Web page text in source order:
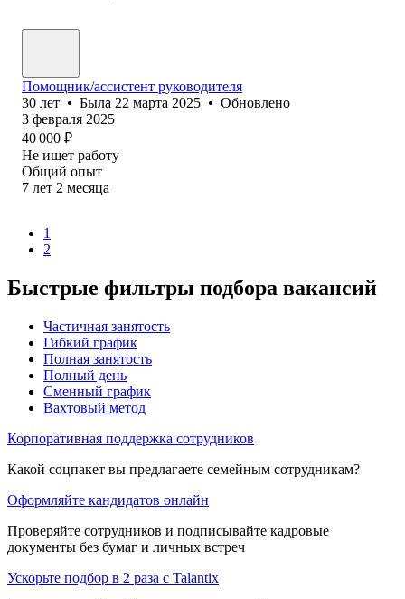
Помощник/ассистент руководителя
30 лет • Была 22 марта 2025 • Обновлено
3 февраля 2025
40 000 ₽
Не ищет работу
Общий опыт
7 лет 2 месяца
1
2
Быстрые фильтры подбора вакансий
Частичная занятость
Гибкий график
Полная занятость
Полный день
Сменный график
Вахтовый метод
Корпоративная поддержка сотрудников
Какой соцпакет вы предлагаете семейным сотрудникам?
Оформляйте кандидатов онлайн
Проверяйте сотрудников и подписывайте кадровые
документы без бумаг и личных встреч
Ускорьте подбор в 2 раза с Talantix